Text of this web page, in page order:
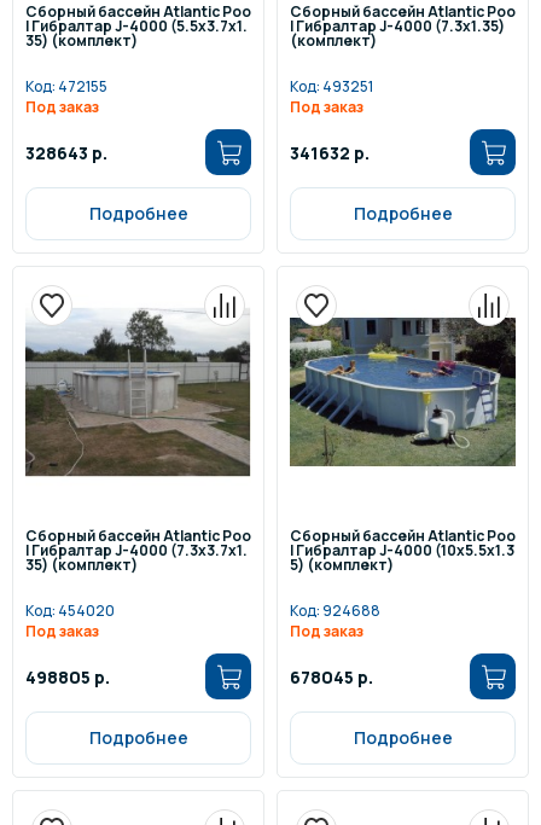
Сборный бассейн Atlantic Poo
l Гибралтар J-4000 (5.5х3.7х1.
35) (комплект)
Код: 472155
Под заказ
328643 р.
Подробнее
Сборный бассейн Atlantic Poo
l Гибралтар J-4000 (7.3х1.35)
(комплект)
Код: 493251
Под заказ
341632 р.
Подробнее
Сборный бассейн Atlantic Poo
l Гибралтар J-4000 (7.3х3.7х1.
35) (комплект)
Код: 454020
Под заказ
498805 р.
Подробнее
Сборный бассейн Atlantic Poo
l Гибралтар J-4000 (10х5.5х1.3
5) (комплект)
Код:924688
Под заказ
678045 р.
Подробнее